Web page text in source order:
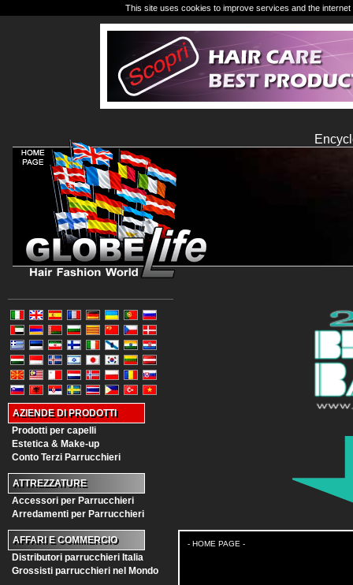
AZIENDE DI PRODOTTI
Prodotti per capelli
Estetica & Make-up
Conto Terzi Parrucchieri
ATTREZZATURE
Accessori per Parrucchieri
Arredamenti per Parrucchieri
AFFARI E COMMERCIO
Distributori parrucchieri Italia
Grossisti parrucchieri nel Mondo
- HOME PAGE -
This site uses cookies to improve services and the